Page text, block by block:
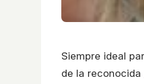
Siempre ideal
de la reconocida